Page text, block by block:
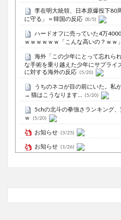
李在明大統領、日本原爆投下80
に守る」＝韓国の反応 (8/5)
ハードオフに売っていた4万
ｗｗｗｗｗｗ「こんな高いの？ｗｗ
海外「この少年にとって忘れら
な手術を乗り越えた少年にサプライ
に対する海外の反応 (5/20)
うちのネコが目の前にいた。私
→ 猫はこうなります…
(5/20)
5chの北斗の拳強さランキング
ｗ
(5/20)
お知らせ (3/25)
お知らせ (1/26)
の捌け口にされる